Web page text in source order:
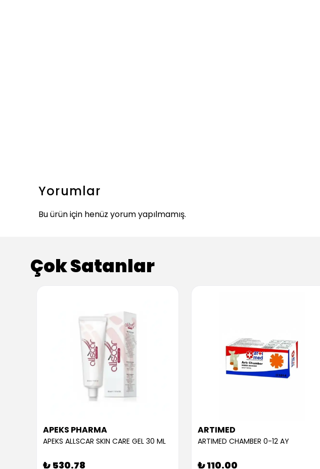
Yorumlar
Bu ürün için henüz yorum yapılmamış.
Çok Satanlar
APEKS PHARMA
APEKS ALLSCAR SKIN CARE GEL 30 ML
₺ 530.78
ARTIMED
ARTIMED CHAMBER 0-12 AY
₺ 110.00